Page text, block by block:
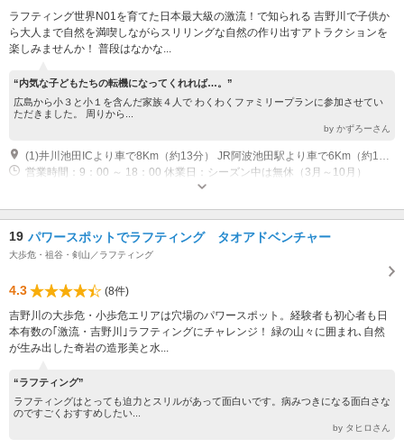
ラフティング世界N01を育てた日本最大級の激流！で知られる 吉野川で子供か
ら大人まで自然を満喫しながらスリリングな自然の作り出すアトラクションを
楽しみませんか！ 普段はなかな...
“内気な子どもたちの転機になってくれれば…。”
広島から小３と小１を含んだ家族４人で わくわくファミリープランに参加させてい
ただきました。 周りから...
by かずろーさん
(1)井川池田ICより車で8Km（約13分） JR阿波池田駅より車で6Km（約10分） 池田大橋から車で3Km（約3分）
営業時間：9：00 ～ 18：00 休業日：シーズン中は無休（3月～10月）
19 パワースポットでラフティング タオアドベンチャー
大歩危・祖谷・剣山／ラフティング
4.3
(8件)
吉野川の大歩危・小歩危エリアは穴場のパワースポット。経験者も初心者も日
本有数の｢激流・吉野川｣ラフティングにチャレンジ！ 緑の山々に囲まれ､自然
が生み出した奇岩の造形美と水...
“ラフティング”
ラフティングはとっても迫力とスリルがあって面白いです。病みつきになる面白さな
のですごくおすすめしたい...
by タヒロさん